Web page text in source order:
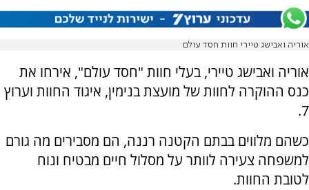
אוריה ואבישג טיירי חוות חסד עולם
אוריה ואבישג טיירי, בעלי חוות "חסד עולם", אירחו את
כנס ההוקרה לחוות של מועצת בנימין, איגוד החוות וערוץ
7.
כשהם מלווים בבתם הקטנה רננה, הם מסבירים מה גורם
למשפחה צעירה לוותר על מסלול חיים מבטיח ונוח
לטובת החוות.